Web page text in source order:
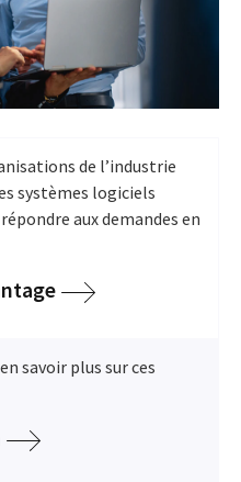
de l’industrie
systèmes logiciels
aux demandes en
savoir plus sur ces